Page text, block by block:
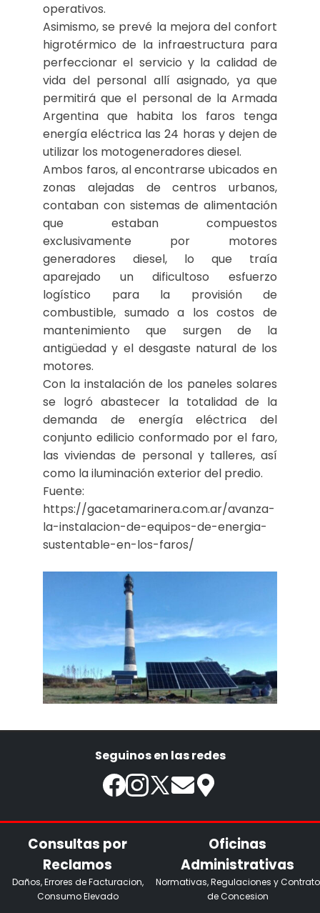
operativos.
Asimismo, se prevé la mejora del confort
higrotérmico de la infraestructura para
perfeccionar el servicio y la calidad de
vida del personal allí asignado, ya que
permitirá que el personal de la Armada
Argentina que habita los faros tenga
energía eléctrica las 24 horas y dejen de
utilizar los motogeneradores diesel.
Ambos faros, al encontrarse ubicados en
zonas alejadas de centros urbanos,
contaban con sistemas de alimentación
que estaban compuestos
exclusivamente por motores
generadores diesel, lo que traía
aparejado un dificultoso esfuerzo
logístico para la provisión de
combustible, sumado a los costos de
mantenimiento que surgen de la
antigüedad y el desgaste natural de los
motores.
Con la instalación de los paneles solares
se logró abastecer la totalidad de la
demanda de energía eléctrica del
conjunto edilicio conformado por el faro,
las viviendas de personal y talleres, así
como la iluminación exterior del predio.
Fuente:
https://gacetamarinera.com.ar/avanza-
la-instalacion-de-equipos-de-energia-
sustentable-en-los-faros/
Seguinos en las redes
Consultas por
Reclamos
Daños, Errores de Facturacion,
Consumo Elevado
Oficinas
Administrativas
Normativas, Regulaciones y Contrato
de Concesion